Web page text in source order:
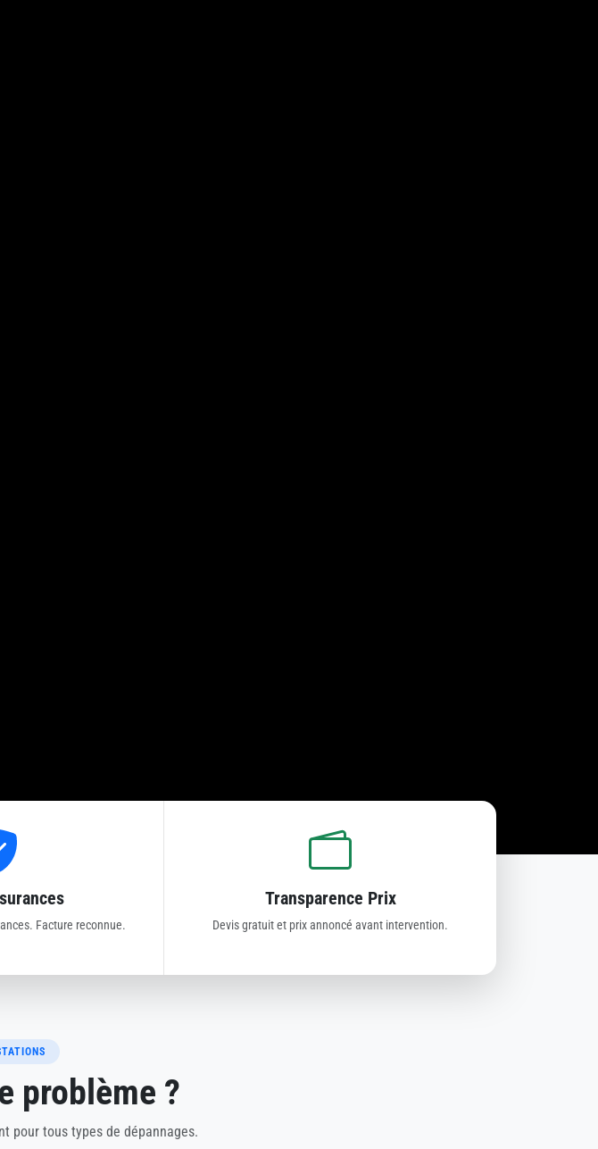
Facture reconnue.
Transparence Prix
Devis gratuit et prix annoncé avant intervention.
problème ?
pour tous types de dépannages.